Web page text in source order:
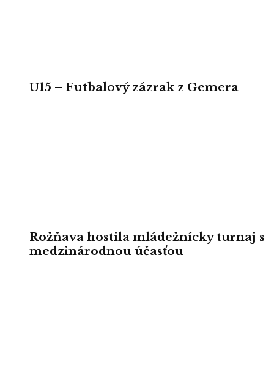
U15 – Futbalový zázrak z Gemera
Rožňava hostila mládežnícky turnaj s
medzinárodnou účasťou